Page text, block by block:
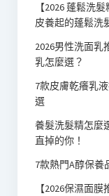
【2026 蓬鬆洗
皮養起的蓬鬆洗
2026男性洗面乳
乳怎麼選？
7款皮膚乾癢乳
選
養髮洗髮精怎麼
直掉的你！
7款熱門A醇保養
【2026保濕面